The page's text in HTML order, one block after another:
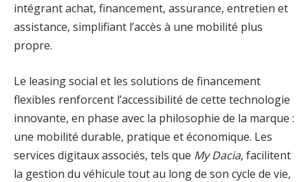
intégrant achat, financement, assurance, entretien et
assistance, simplifiant l’accès à une mobilité plus
propre.
Le leasing social et les solutions de financement
flexibles renforcent l’accessibilité de cette technologie
innovante, en phase avec la philosophie de la marque :
une mobilité durable, pratique et économique. Les
services digitaux associés, tels que My Dacia, facilitent
la gestion du véhicule tout au long de son cycle de vie,